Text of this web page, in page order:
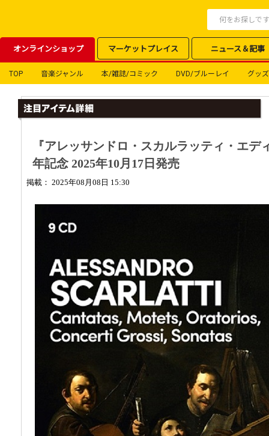
オンラインショップ マーケットプレイス ニュース＆記事
TOP 音楽ジャンル 本/雑誌/コミック DVD/ブルーレイ グッズ
『アレッサンドロ・スカルラッティ・エデ
年記念 2025年10月17日発売
掲載： 2025年08月08日 15:30